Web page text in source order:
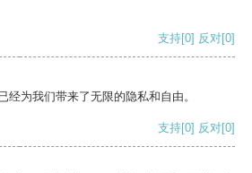
支持[0] 反对[0]
经为我们带来了无限的隐私和自由。
支持[0] 反对[0]